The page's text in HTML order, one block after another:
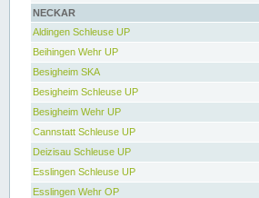
NECKAR
Aldingen Schleuse UP
Beihingen Wehr UP
Besigheim SKA
Besigheim Schleuse UP
Besigheim Wehr UP
Cannstatt Schleuse UP
Deizisau Schleuse UP
Esslingen Schleuse UP
Esslingen Wehr OP